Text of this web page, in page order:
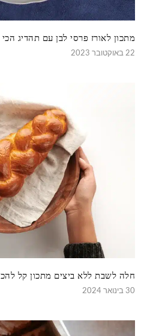
מתכון לאורז פרסי לבן עם תהדיג
22 באוקטובר 2023
חלה לשבת ללא ביצים מתכון קל
30 בינואר 2024